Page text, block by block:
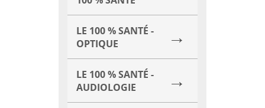
LE 100 % SANTÉ -
OPTIQUE
LE 100 % SANTÉ -
AUDIOLOGIE